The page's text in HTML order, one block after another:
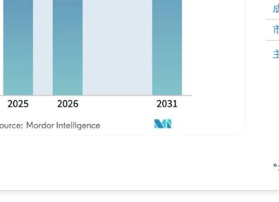
*
画像 © Mordor Intelligence。再利用にはCC BY